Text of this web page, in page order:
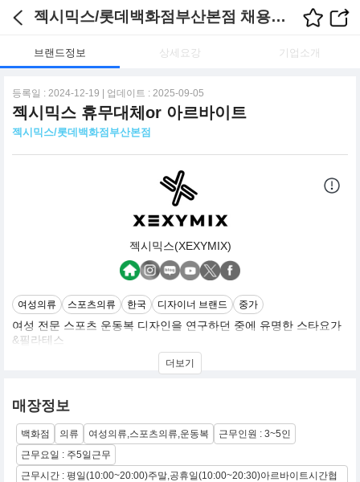
젝시믹스/롯데백화점부산본점 채용정보
브랜드정보 상세요강 기업소개
등록일 : 2024-12-19 | 업데이트 : 2025-09-05
젝시믹스 휴무대체or 아르바이트
젝시믹스/롯데백화점부산본점
젝시믹스(XEXYMIX)
여성의류 스포츠의류 한국 디자이너 브랜드 중가
여성 전문 스포츠 운동복 디자인을 연구하던 중에 유명한 스타요가
&필라테스
강사 수십명을 모아놓고 필라테스 운동을 하기에 가장 좋은 여러가
특히, 필라테스 처럼 반복된 연속동작과 파워하우스인 아랫배, 힙을
강화하기위한
최적의 원단과 디자인을 강사에게 물었고, 강사들은 모두 여러가지
원단과 디자인
중 만족하는 하나를 지목했으며, 그 원단과 디자인이 XEXYMIX의
시초가 되었다.
더보기
매장정보
백화점 의류 여성의류,스포츠의류,운동복
근무인원 : 3~5인
근무요일 : 주5일근무
근무시간 : 평일(10:00~20:00)주말,공휴일(10:00~20:30)아르바이트시간협